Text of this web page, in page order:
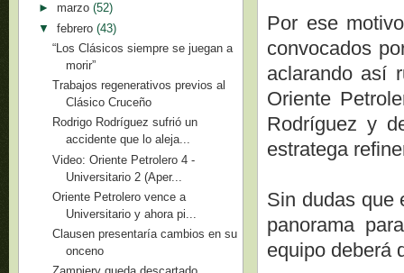
Por ese
convocados
aclarando así
Oriente
Rodríguez y
estratega
Sin dudas que
panorama
equipo deberá
► marzo (52)
▼ febrero (43)
“Los Clásicos siempre se juegan a
morir”
Trabajos regenerativos previos al
Clásico Cruceño
Rodrigo Rodríguez sufrió un
accidente que lo aleja...
Video: Oriente Petrolero 4 -
Universitario 2 (Aper...
Oriente Petrolero vence a
Universitario y ahora pi...
Clausen presentaría cambios en su
onceno